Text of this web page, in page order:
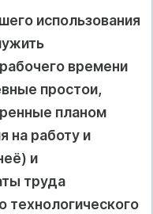
использования
времени
простои,
планом
на работу и
и
труда
технологического